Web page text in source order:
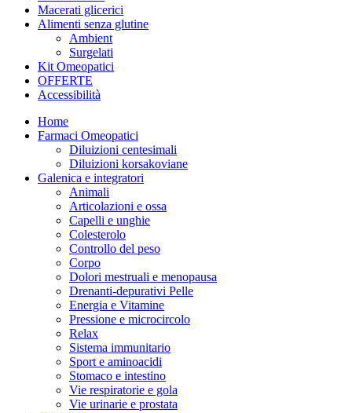
Macerati glicerici
Alimenti senza glutine
Ambient
Surgelati
Kit Omeopatici
OFFERTE
Accessibilità
Home
Farmaci Omeopatici
Diluizioni centesimali
Diluizioni korsakoviane
Galenica e integratori
Animali
Articolazioni e ossa
Capelli e unghie
Colesterolo
Controllo del peso
Corpo
Dolori mestruali e menopausa
Drenanti-depurativi Pelle
Energia e Vitamine
Pressione e microcircolo
Relax
Sistema immunitario
Sport e aminoacidi
Stomaco e intestino
Vie respiratorie e gola
Vie urinarie e prostata